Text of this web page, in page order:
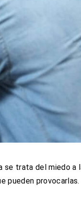
se trata del miedo a
pueden provocarlas.